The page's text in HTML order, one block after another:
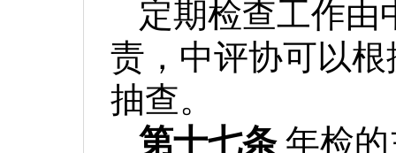
定期检查工作由
责，中评协可以
抽查。
第十七条 年检